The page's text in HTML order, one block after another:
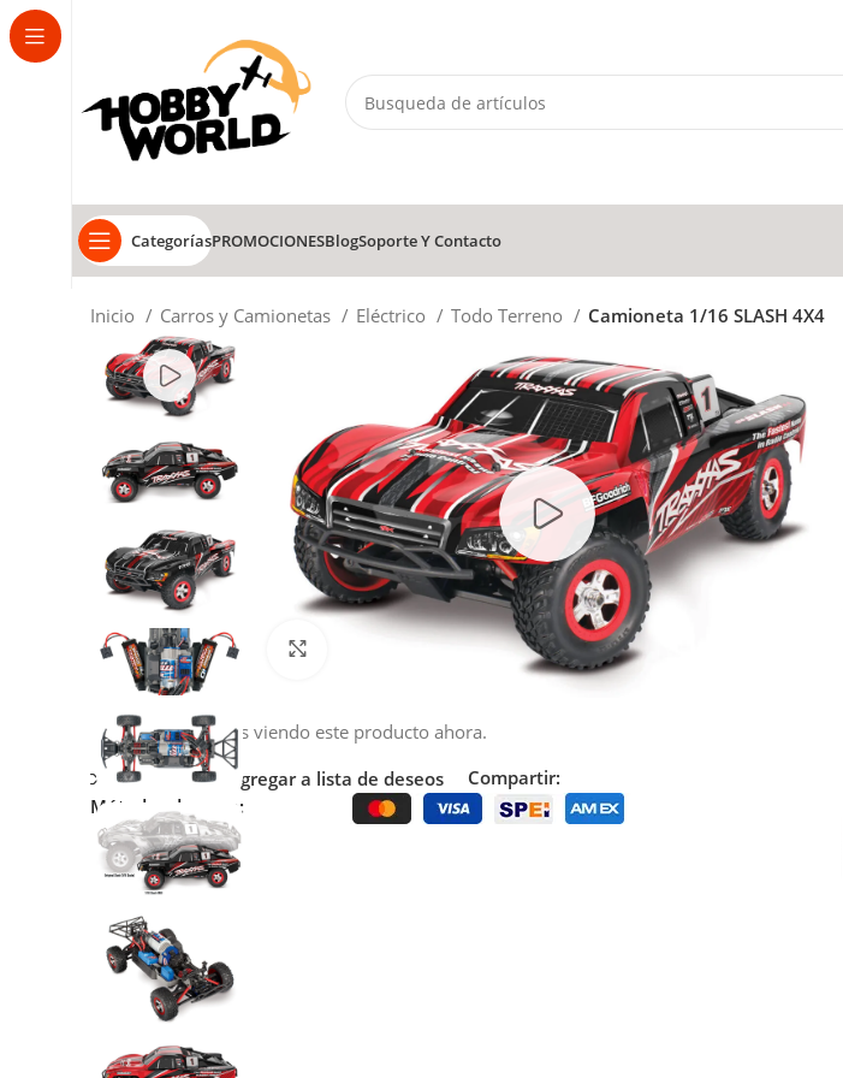
CategoríasPROMOCIONESBlogSoporte Y Contacto
Inicio Carros y Camionetas Eléctrico Todo Terreno Camioneta 1/16 SLASH 4X4
17 Personas viendo este producto ahora.
Comparar
Agregar a lista de deseos
Compartir:
Métodos de pago: